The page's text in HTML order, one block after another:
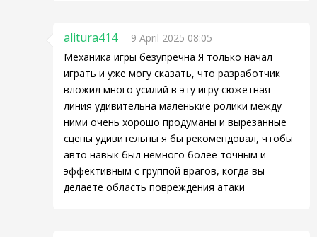
alitura414
9 April 2025 08:05
Механика игры безупречна Я только начал
играть и уже могу сказать, что разработчик
вложил много усилий в эту игру сюжетная
линия удивительна маленькие ролики между
ними очень хорошо продуманы и вырезанные
сцены удивительны я бы рекомендовал, чтобы
авто навык был немного более точным и
эффективным с группой врагов, когда вы
делаете область повреждения атаки